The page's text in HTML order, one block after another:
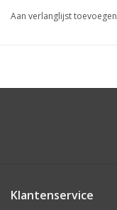
Aan verlanglijst toevoegen
Klantenservice